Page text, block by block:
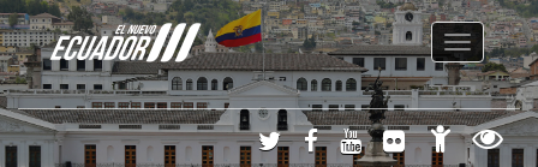
Toggle
navigation